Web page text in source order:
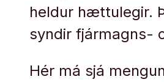
heldur hættulegir.
syndir fjármagns-
Hér má sjá